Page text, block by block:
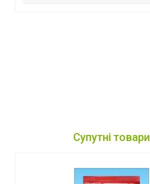
Супутні товари